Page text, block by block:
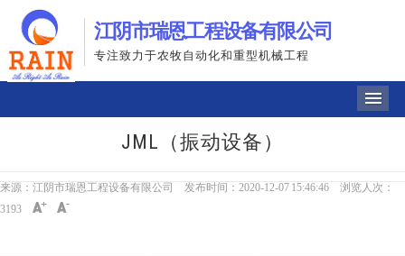
江阴市瑞恩工程设备有限公司
专注致力于农牧自动化和重型机械工程
JML（振动设备）
来源：江阴市瑞恩工程设备有限公司 发布时间：2020-12-07 15:46:46 浏览人次：
3193